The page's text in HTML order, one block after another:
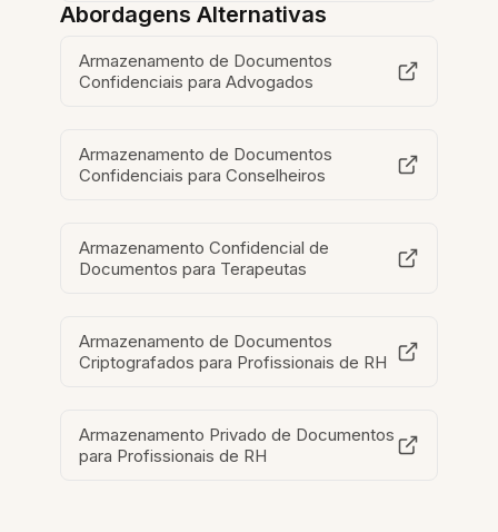
Abordagens Alternativas
Armazenamento de Documentos
Confidenciais para Advogados
Armazenamento de Documentos
Confidenciais para Conselheiros
Armazenamento Confidencial de
Documentos para Terapeutas
Armazenamento de Documentos
Criptografados para Profissionais de RH
Armazenamento Privado de Documentos
para Profissionais de RH